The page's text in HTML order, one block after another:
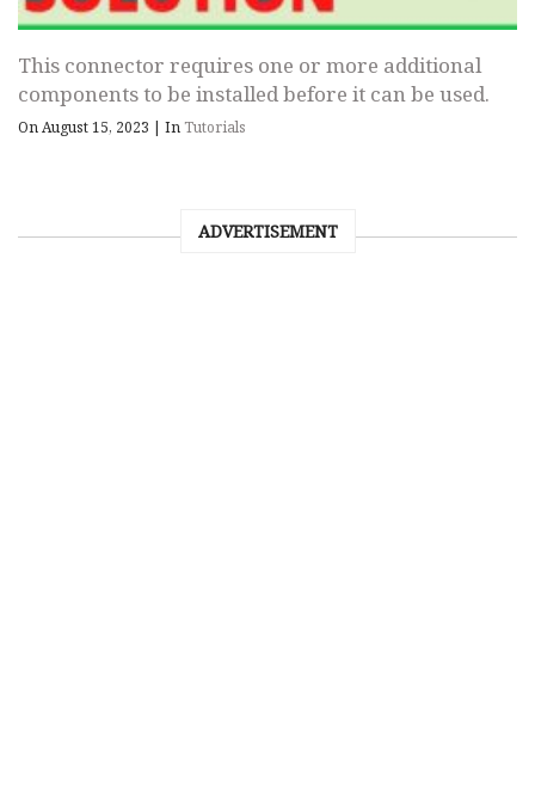
This connector requires one or more additional
components to be installed before it can be used.
On August 15, 2023 | In Tutorials
ADVERTISEMENT